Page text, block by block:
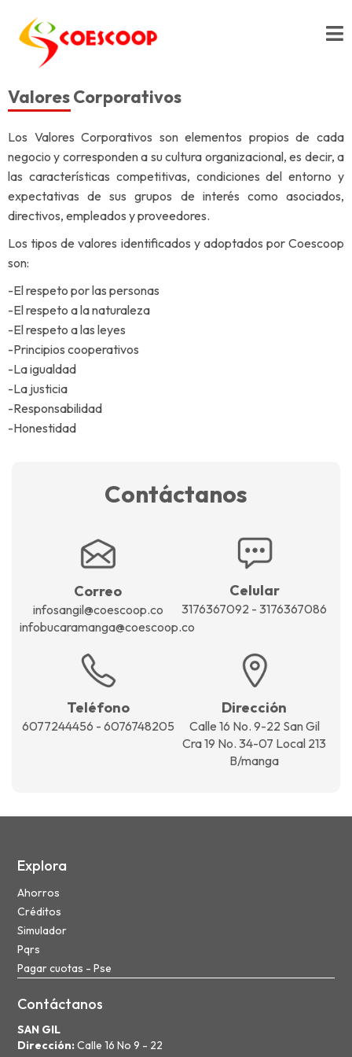
Valores Corporativos
Los Valores Corporativos son elementos propios de cada
negocio y corresponden a su cultura organizacional, es decir, a
las características competitivas, condiciones del entorno y
expectativas de sus grupos de interés como asociados,
directivos, empleados y proveedores.
Los tipos de valores identificados y adoptados por Coescoop
son:
-El respeto por las personas
-El respeto a la naturaleza
-El respeto a las leyes
-Principios cooperativos
-La igualdad
-La justicia
-Responsabilidad
-Honestidad
Contáctanos
Correo
infosangil@coescoop.co
infobucaramanga@coescoop.co
Celular
3176367092 - 3176367086
Teléfono
6077244456 - 6076748205
Dirección
Calle 16 No. 9-22 San Gil
Cra 19 No. 34-07 Local 213
B/manga
Explora
Ahorros
Créditos
Simulador
Pqrs
Pagar cuotas - Pse
Contáctanos
SAN GIL
Dirección:Calle 16 No 9 - 22